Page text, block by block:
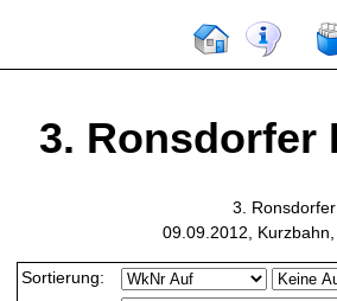
3. Ronsdorfer
3.
09.09.2012,
Sortierung: